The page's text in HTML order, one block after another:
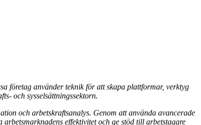
företag använder teknik för att skapa plattformar, verktyg
och sysselsättningssektorn.
och arbetskraftsanalys. Genom att använda avancerade
effektivitet och ge stöd till arbetstagare